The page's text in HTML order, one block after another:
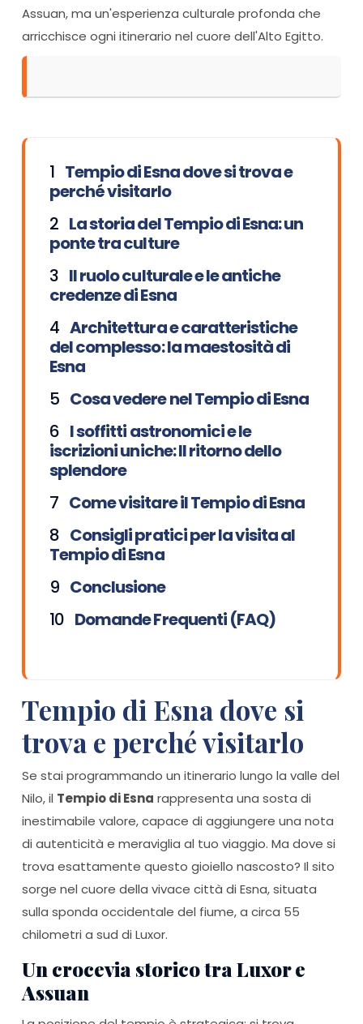
Assuan, ma un'esperienza culturale profonda che
arricchisce ogni itinerario nel cuore dell'Alto Egitto.
Tempio di Esna dove si trova e
perché visitarlo
La storia del Tempio di Esna: un
ponte tra culture
Il ruolo culturale e le antiche
credenze di Esna
Architettura e caratteristiche
del complesso: la maestosità di
Esna
Cosa vedere nel Tempio di Esna
I soffitti astronomici e le
iscrizioni uniche: Il ritorno dello
splendore
Come visitare il Tempio di Esna
Consigli pratici per la visita al
Tempio di Esna
Conclusione
Domande Frequenti (FAQ)
Tempio di Esna dove si
trova e perché visitarlo
Se stai programmando un itinerario lungo la valle del
Nilo, il Tempio di Esna rappresenta una sosta di
inestimabile valore, capace di aggiungere una nota
di autenticità e meraviglia al tuo viaggio. Ma dove si
trova esattamente questo gioiello nascosto? Il sito
sorge nel cuore della vivace città di Esna, situata
sulla sponda occidentale del fiume, a circa 55
chilometri a sud di Luxor.
Un crocevia storico tra Luxor e
Assuan